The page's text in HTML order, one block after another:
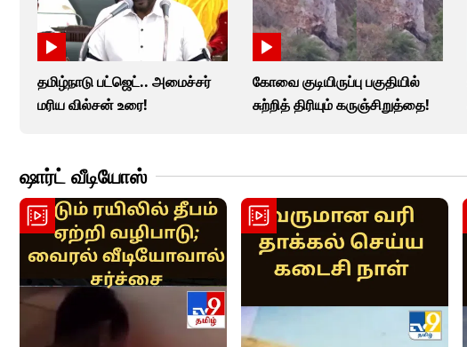
தமிழ்நாடு பட்ஜெட்.. அமைச்சர்
மரிய வில்சன் உரை!
கோவை குடியிருப்பு பகுதியில்
சுற்றித் திரியும் கருஞ்சிறுத்தை!
ஷார்ட் வீடியோஸ்